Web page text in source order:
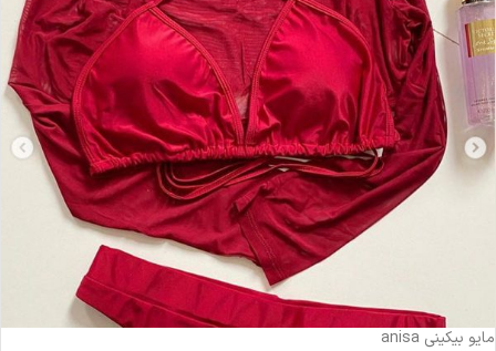
مایو بیکینی anisa